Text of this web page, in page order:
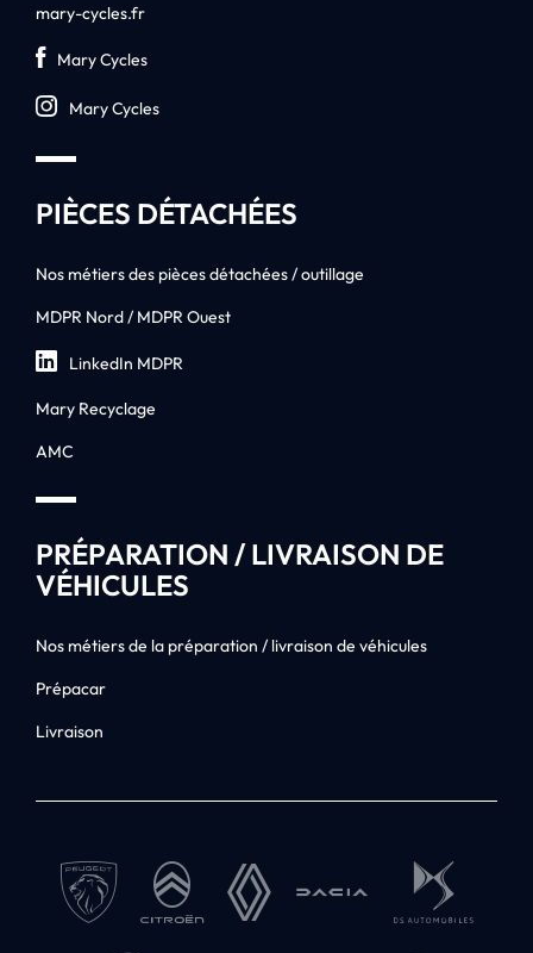
mary-cycles.fr
Mary Cycles
Mary Cycles
PIÈCES DÉTACHÉES
Nos métiers des pièces détachées / outillage
MDPR Nord / MDPR Ouest
LinkedIn MDPR
Mary Recyclage
AMC
PRÉPARATION / LIVRAISON DE
VÉHICULES
Nos métiers de la préparation / livraison de véhicules
Prépacar
Livraison